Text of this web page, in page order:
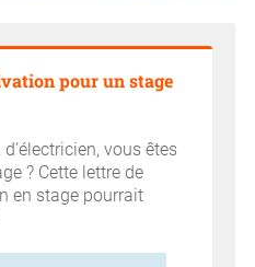
pour un stage
vous êtes
? Cette lettre de
en stage pourrait